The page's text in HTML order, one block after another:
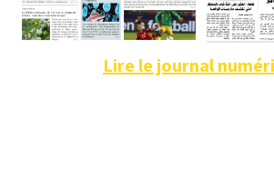
Lire le journal